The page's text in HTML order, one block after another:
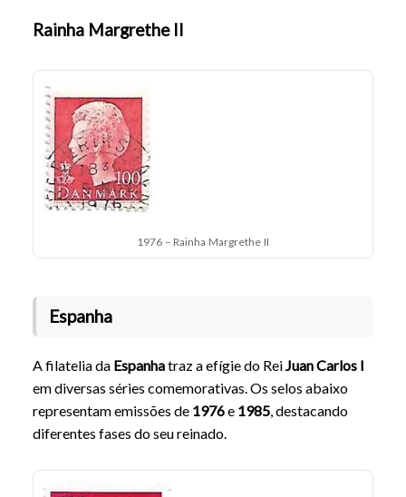
Rainha Margrethe II
1976 – Rainha Margrethe II
Espanha
A filatelia da Espanhatraz a efígie do ReiJuan Carlos I
em diversas séries comemorativas. Os selos abaixo
representam emissões de 1976e 1985, destacando
diferentes fases do seu reinado.